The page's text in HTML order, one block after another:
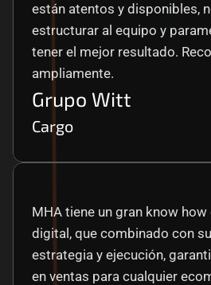
están atentos y disponibles,
estructurar al equipo y
tener el mejor resultado.
ampliamente.
Grupo Witt
Cargo
MHA tiene un gran know
digital, que combinado con
estrategia y ejecución,
en ventas para cualquier